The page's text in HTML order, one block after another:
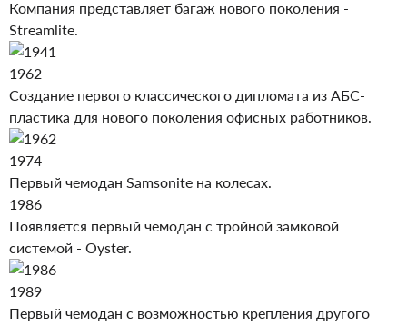
Компания представляет багаж нового поколения -
Streamlite.
1962
Создание первого классического дипломата из АБС-
пластика для нового поколения офисных работников.
1974
Первый чемодан Samsonite на колесах.
1986
Появляется первый чемодан с тройной замковой
системой - Oyster.
1989
Первый чемодан с возможностью крепления другого